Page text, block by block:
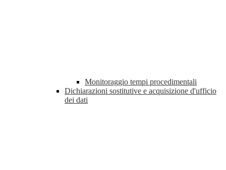
Monitoraggio tempi procedimentali
Dichiarazioni sostitutive e acquisizione d'ufficio
dei dati